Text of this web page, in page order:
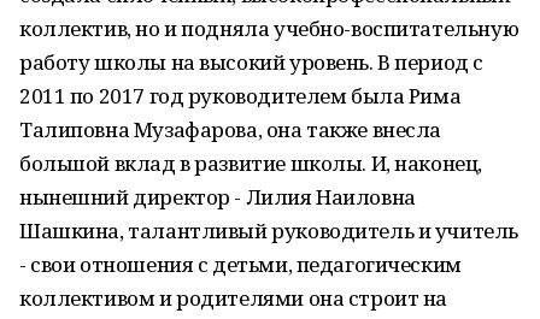
коллектив, но и подняла учебно-воспитательную
работу школы на высокий уровень. В период с
2011 по 2017 год руководителем была Рима
Талиповна Музафарова, она также внесла
большой вклад в развитие школы. И, наконец,
нынешний директор - Лилия Наиловна
Шашкина, талантливый руководитель и учитель
- свои отношения с детьми, педагогическим
коллективом и родителями она строит на